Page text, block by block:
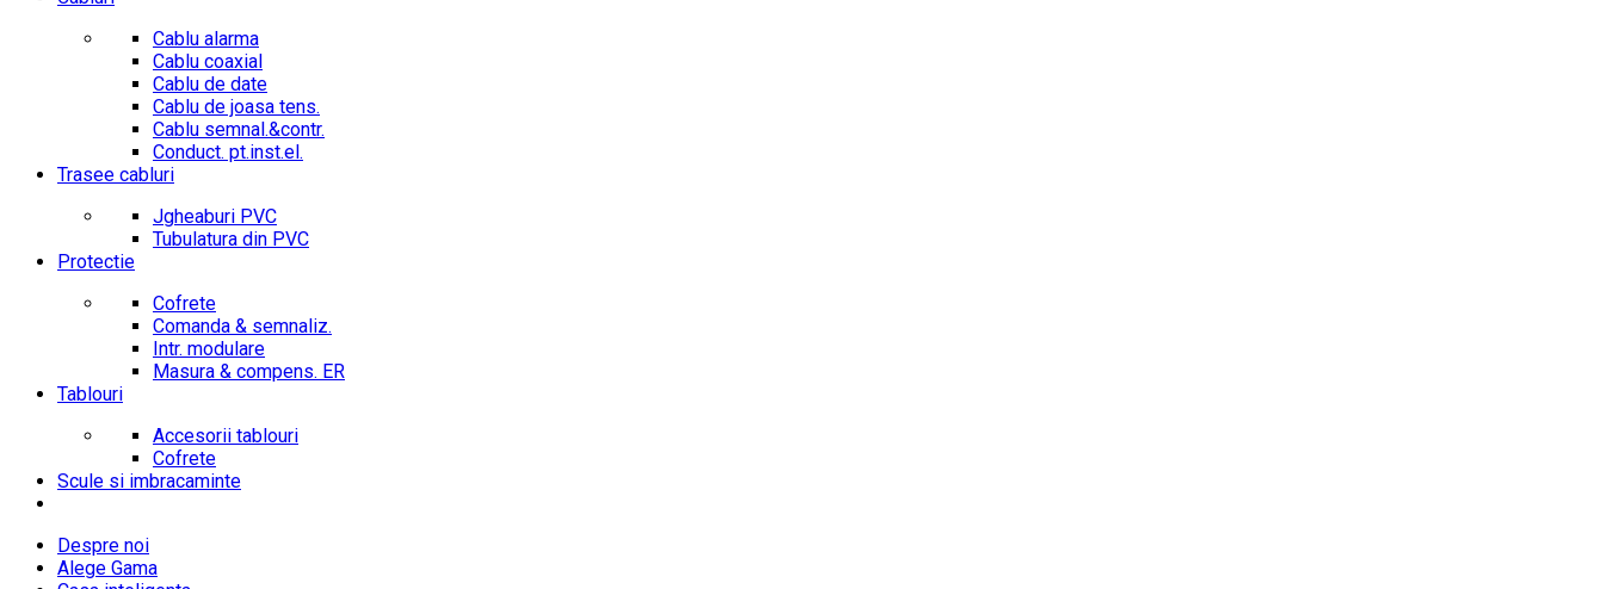
Cablu alarma
Cablu coaxial
Cablu de date
Cablu de joasa tens.
Cablu semnal.&contr.
Conduct. pt.inst.el.
Trasee cabluri
Jgheaburi PVC
Tubulatura din PVC
Protectie
Cofrete
Comanda & semnaliz.
Intr. modulare
Masura & compens. ER
Tablouri
Accesorii tablouri
Cofrete
Scule si imbracaminte
Despre noi
Alege Gama